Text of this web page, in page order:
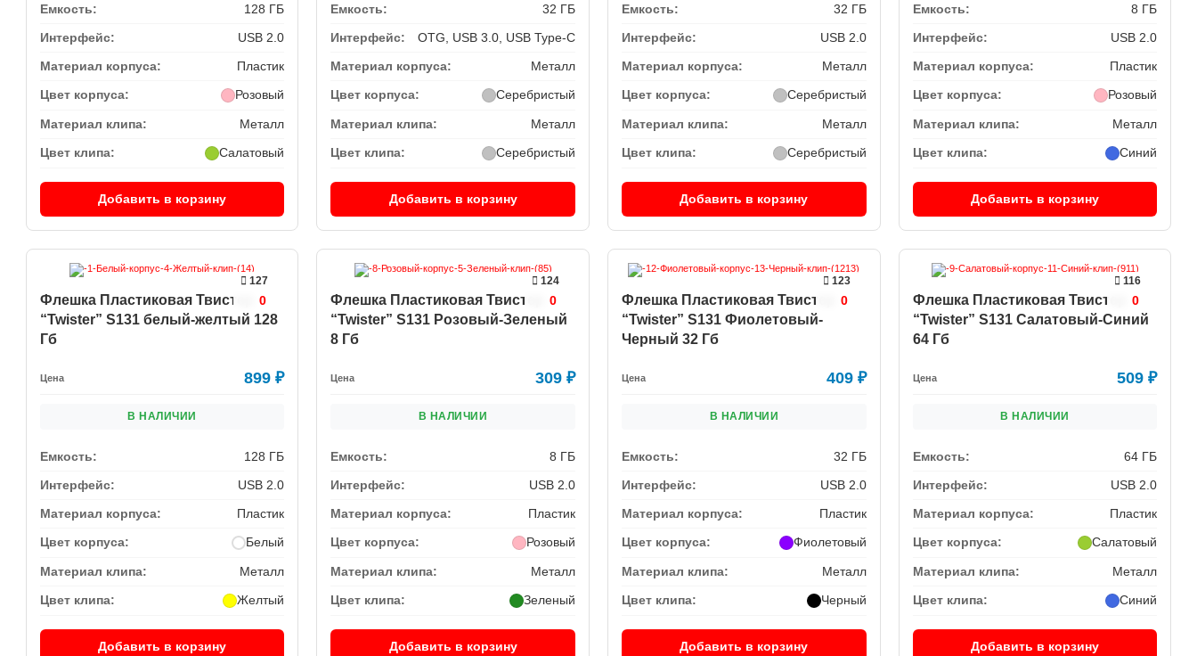
Емкость:
128 ГБ
Интерфейс:
USB 2.0
Материал корпуса:
Пластик
Цвет корпуса: Розовый
Материал клипа: Металл
Цвет клипа: Салатовый
Добавить в корзину
Емкость:
32 ГБ
Интерфейс:
OTG, USB 3.0, USB Type-C
Материал корпуса:
Металл
Цвет корпуса: Серебристый
Материал клипа: Металл
Цвет клипа: Серебристый
Добавить в корзину
Емкость:
32 ГБ
Интерфейс:
USB 2.0
Материал корпуса:
Металл
Цвет корпуса: Серебристый
Материал клипа: Металл
Цвет клипа: Серебристый
Добавить в корзину
Емкость:
8 ГБ
Интерфейс:
USB 2.0
Материал корпуса:
Пластик
Цвет корпуса: Розовый
Материал клипа: Металл
Цвет клипа: Синий
Добавить в корзину
127
0
Флешка Пластиковая Твистер
“Twister” S131 белый-желтый 128
Гб
Цена 899₽
В НАЛИЧИИ
Емкость:
128 ГБ
Интерфейс:
USB 2.0
Материал корпуса:
Пластик
Цвет корпуса: Белый
Материал клипа: Металл
Цвет клипа: Желтый
Добавить в корзину
124
0
Флешка Пластиковая Твистер
“Twister” S131 Розовый-Зеленый
8 Гб
Цена 309 ₽
В НАЛИЧИИ
Емкость:
8 ГБ
Интерфейс:
USB 2.0
Материал корпуса:
Пластик
Цвет корпуса: Розовый
Материал клипа: Металл
Цвет клипа: Зеленый
Добавить в корзину
123
0
Флешка Пластиковая Твистер
“Twister” S131 Фиолетовый-
Черный 32 Гб
Цена 409 ₽
В НАЛИЧИИ
Емкость:
32 ГБ
Интерфейс:
USB 2.0
Материал корпуса:
Пластик
Цвет корпуса: Фиолетовый
Материал клипа: Металл
Цвет клипа: Черный
Добавить в корзину
116
0
Флешка Пластиковая Твистер
“Twister” S131 Салатовый-Синий
64 Гб
Цена 509₽
В НАЛИЧИИ
Емкость:
64 ГБ
Интерфейс:
USB 2.0
Материал корпуса:
Пластик
Цвет корпуса: Салатовый
Материал клипа: Металл
Цвет клипа: Синий
Добавить в корзину